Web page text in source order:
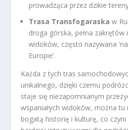
prowadząca przez dzikie
Trasa Transfogaraska w
droga górska, pełna zakrętów
widoków, często nazywana
Europie’.
Każda z tych tras
unikalnego, dzięki czemu
staje się niezapomnianym
wspaniałych widoków, można
bogatą historię i kulturę, co